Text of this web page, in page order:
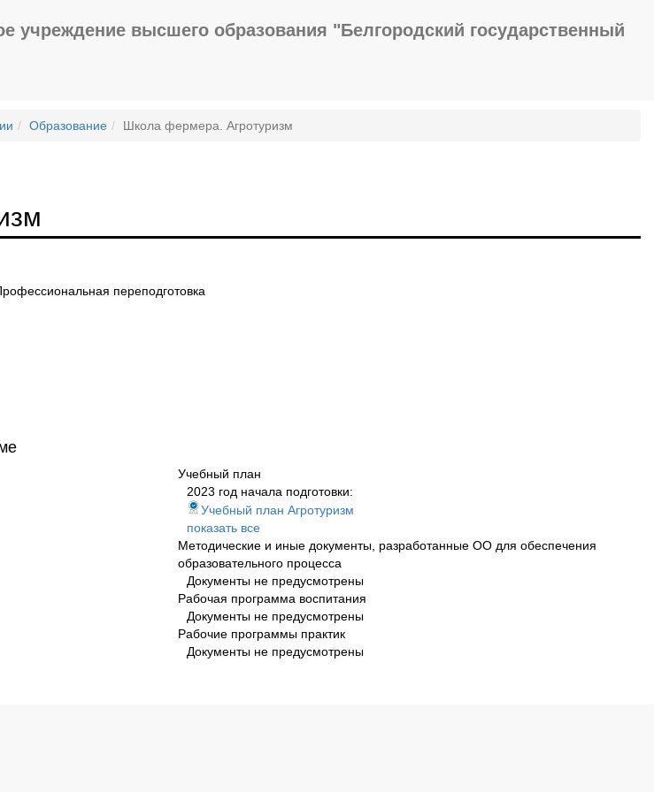
учреждение высшего образования "Белгородский государственный
Образование Школа фермера. Агротуризм
переподготовка
Учебный план
2023 год начала подготовки:
Учебный план Агротуризм
показать все
Методические и иные документы, разработанные ОО для обеспечения
образовательного процесса
Документы не предусмотрены
Рабочая программа воспитания
Документы не предусмотрены
Рабочие программы практик
Документы не предусмотрены